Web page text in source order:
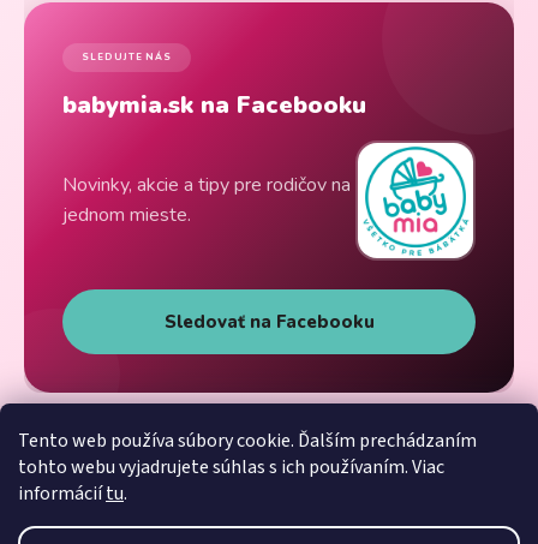
Tento web používa súbory cookie. Ďalším prechádzaním
tohto webu vyjadrujete súhlas s ich používaním. Viac
informáciítu.
SLEDUJTE NÁS
babymia.sk na Facebooku
Novinky, akcie a tipy pre rodičov na
jednom mieste.
Sledovať na Facebooku